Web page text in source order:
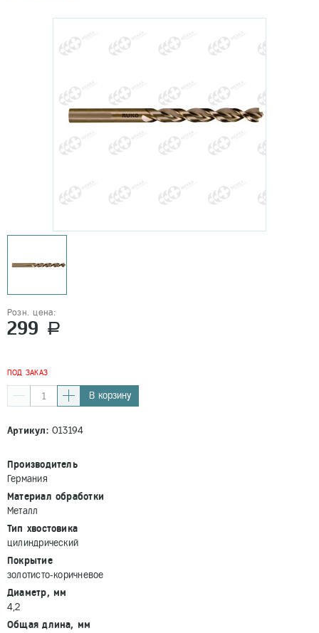
Розн. цена:
299 a
ПОД ЗАКАЗ
В корзину
Артикул:013194
Производитель
Германия
Материал обработки
Металл
Тип хвостовика
цилиндрический
Покрытие
золотисто-коричневое
Диаметр, мм
4,2
Общая длина, мм